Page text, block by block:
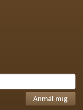
Anmäl mig